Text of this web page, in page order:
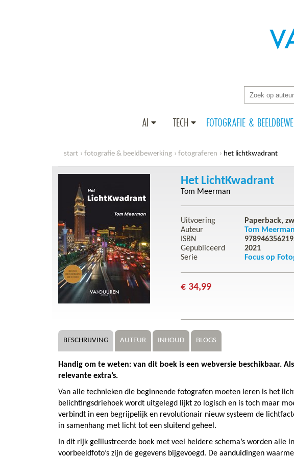
AI TECH FOTOGRAFIE &
start fotografie & beeldbewerking fotograferen het lichtkwadrant
Het LichtKwadrant
Tom Meerman
Uitvoering Paperback,
Auteur
Tom Meerman
ISBN
Gepubliceerd
2021
Serie
Focus op
€ 34,99
BESCHRIJVING AUTEUR INHOUD BLOGS
Handig om te weten: van dit boek is een webversie beschikbaar.
relevante extra’s.
Van alle technieken die beginnende fotografen moeten leren is het
belichtingsdriehoek wordt uitgelegd lijkt zo logisch en is toch maar
verbindt in een begrijpelijk en revolutionair nieuw systeem de
in samenhang met licht tot een sluitend geheel.
In dit rijk geïllustreerde boek met veel heldere schema’s worden alle
voorbeeldfoto’s zijn de gegevens bijgevoegd. De aanduidingen